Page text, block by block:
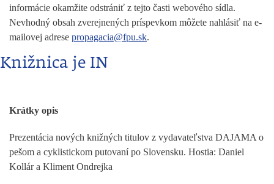
informácie okamžite odstrániť z tejto časti webového sídla.
Nevhodný obsah zverejnených príspevkom môžete nahlásiť na e-
mailovej adrese propagacia@fpu.sk.
Knižnica je IN
Krátky opis
Prezentácia nových knižných titulov z vydavateľstva DAJAMA o
pešom a cyklistickom putovaní po Slovensku. Hostia: Daniel
Kollár a Kliment Ondrejka